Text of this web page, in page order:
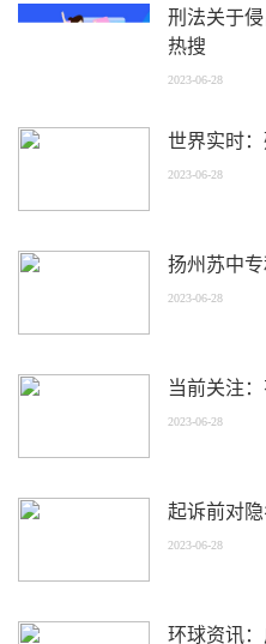
刑法关于
热搜
2023-06-28
世界实时：
2023-06-28
扬州苏中专
2023-06-28
当前关注
2023-06-28
起诉前对
2023-06-28
环球资讯